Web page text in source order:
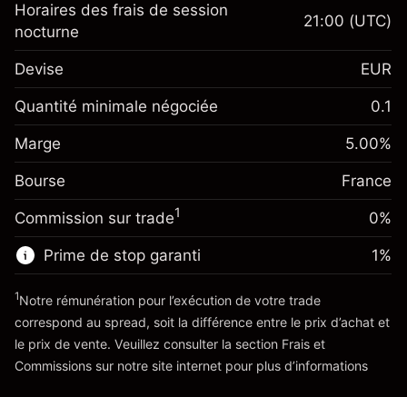
Marge. Votre
investissement
Ajustement des fonds de
Frais sur la valeur totale de la
position
-0.017307
%
(-€3.46)
Taille de la position avec effet de levier
Valeur nominale avec effet de levier
~€19,000.00
Vers la plateforme
Marge. Votre
€1,000.00
Ajustement des fonds de
overnight
Frais sur la valeur totale de la
position
-0.004915
%
Taille de la position avec effet de levier
Valeur nominale avec effet de levier
~ €19,000.00
Horaires des frais de session
nocturne
21:00 (UTC)
Devise EUR
Quantité minimale négociée 0.1
Marge 5.00%
Bourse France
Commission sur trade1 0%
Prime de stop garanti
'Tarifs et Frais
1%
1Notre rémunération pour l’exécution de votre trade
correspond au spread, soit la différence entre le prix d’achat et
le prix de vente. Veuillez consulter la section Frais et
Commissions sur notre site internet pour plus d’informations